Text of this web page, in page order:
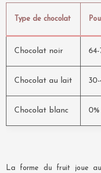
Type de chocolat
Chocolat noir 64-
Chocolat au lait 30-
Chocolat blanc
La forme du fruit joue